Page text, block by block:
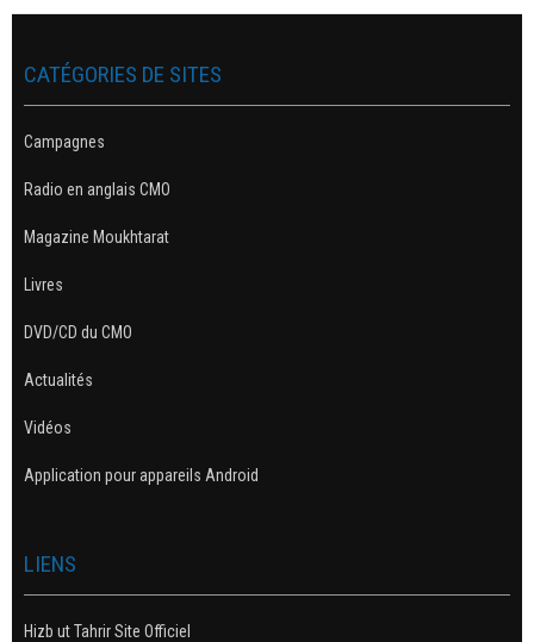
CATÉGORIES DE SITES
Campagnes
Radio en anglais CMO
Magazine Moukhtarat
Livres
DVD/CD du CMO
Actualités
Vidéos
Application pour appareils Android
LIENS
Hizb ut Tahrir Site Officiel